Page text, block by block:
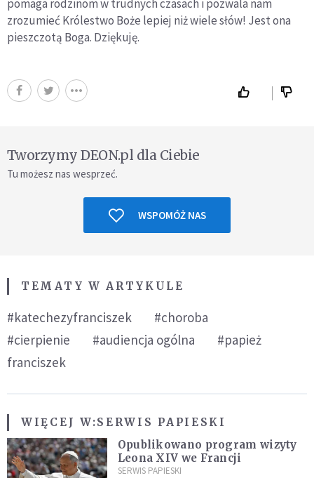
pomaga rodzinom w trudnych czasach i pozwala nam
zrozumieć Królestwo Boże lepiej niż wiele słów! Jest ona
pieszczotą Boga. Dziękuję.
Tworzymy DEON.pl dla Ciebie
Tu możesz nas wesprzeć.
WSPOMÓŻ NAS
TEMATY W ARTYKULE
#katechezyfranciszek
#choroba
#cierpienie
#audiencja ogólna
#papież
franciszek
WIĘCEJ W:SERWIS PAPIESKI
Opublikowano program wizyty
Leona XIV we Francji
SERWIS PAPIESKI